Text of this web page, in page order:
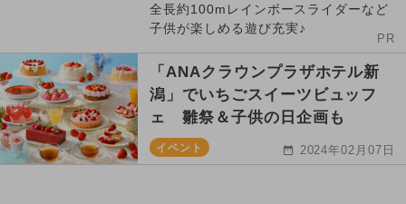
全長約100mレインボースライダーなど
子供が楽しめる遊び充実♪
PR
「ANAクラウンプラザホテル新
潟」でいちごスイーツビュッフ
ェ 雛祭＆子供の日企画も
イベント 2024年02月07日